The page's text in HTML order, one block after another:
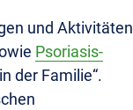
und Aktivitäten
Psoriasis-
der Familie“.